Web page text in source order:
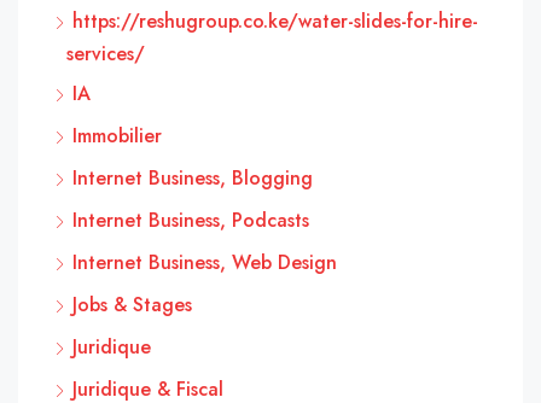
https://reshugroup.co.ke/water-slides-for-hire-
services/
IA
Immobilier
Internet Business, Blogging
Internet Business, Podcasts
Internet Business, Web Design
Jobs & Stages
Juridique
Juridique & Fiscal